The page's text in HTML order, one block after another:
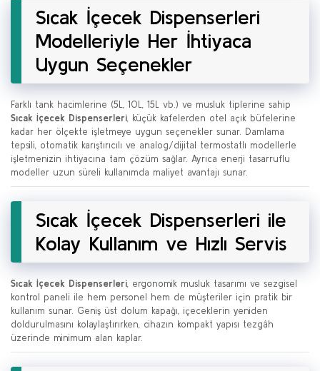
Sıcak İçecek Dispenserleri
Modelleriyle Her İhtiyaca
Uygun Seçenekler
Farklı tank hacimlerine (5L, 10L, 15L vb.) ve musluk tiplerine sahip
Sıcak İçecek Dispenserleri, küçük kafelerden otel açık büfelerine
kadar her ölçekte işletmeye uygun seçenekler sunar. Damlama
tepsili, otomatik karıştırıcılı ve analog/dijital termostatlı modellerle
işletmenizin ihtiyacına tam çözüm sağlar. Ayrıca enerji tasarruflu
modeller uzun süreli kullanımda maliyet avantajı sunar.
Sıcak İçecek Dispenserleri ile
Kolay Kullanım ve Hızlı Servis
Sıcak İçecek Dispenserleri, ergonomik musluk tasarımı ve sezgisel
kontrol paneli ile hem personel hem de müşteriler için pratik bir
kullanım sunar. Geniş üst dolum kapağı, içeceklerin yeniden
doldurulmasını kolaylaştırırken, cihazın kompakt yapısı tezgâh
üzerinde minimum alan kaplar.